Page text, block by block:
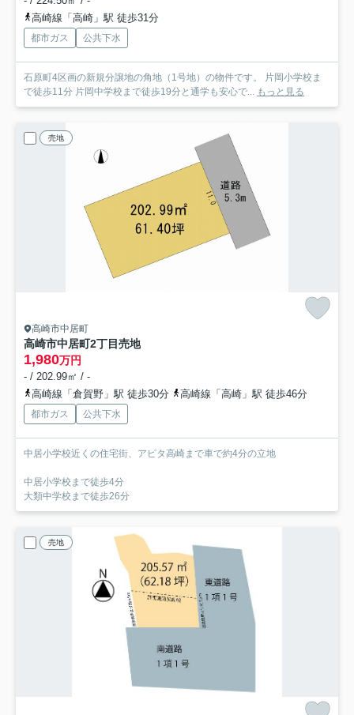
高崎線「高崎」駅 徒歩31分
都市ガス 公共下水
石原町4区画の新規分譲地の角地（1号地）の物件です。 片岡小学校ま
で徒歩11分 片岡中学校まで徒歩19分と通学も安心で... もっと見る
売地
高崎市中居町
高崎市中居町2丁目売地
1,980万円
- / 202.99㎡ / -
高崎線「倉賀野」駅 徒歩30分
高崎線「高崎」駅 徒歩46分
都市ガス 公共下水
中居小学校近くの住宅街、アピタ高崎まで車で約4分の立地
中居小学校まで徒歩4分
大類中学校まで徒歩26分
売地